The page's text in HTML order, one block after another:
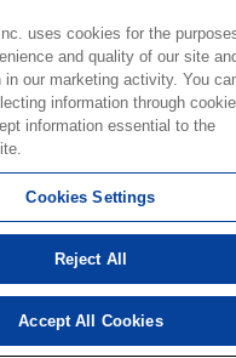
uses cookies for the
and quality of our site
in our marketing activity. You
information through
information essential to the
Cookies Settings
Reject All
Accept All Cookies